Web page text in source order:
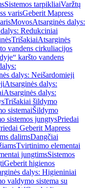
Sistemos tarpikliaiVaržtų
varisGeberit Mapress
MovosAtsarginės dalys:
Redukciniai
TrišakiaiAtsarginės
vandens cirkuliacijos
karšto vandens
dalys: Neišardomieji
Atsarginės dalys:
Atsarginės dalys:
Trišakiai šildymo
sistemaiŠildymo
sistemos jungtysPriedai
Geberit Mapress
dalimsDangčiai
Tvirtinimo elementai
jungtimsSistemos
Geberit higienos
dalys: Higieniniai
valdymo sistema su